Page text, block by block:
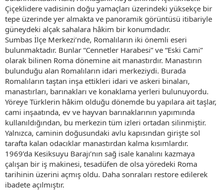
Çiçeklidere vadisinin doğu yamaçları üzerindeki yüksekçe bir
tepe üzerinde yer almakta ve panoramik görüntüsü itibariyle
güneydeki alçak sahalara hâkim bir konumdadır.
Sumbas İlçe Merkezi’nde, Romalıların iki önemli eseri
bulunmaktadır. Bunlar “Cennetler Harabesi” ve “Eski Cami”
olarak bilinen Roma dönemine ait manastırdır. Manastırın
bulunduğu alan Romalıların idari merkeziydi. Burada
Romalıların taştan inşa ettikleri idari ve askeri binaları,
manastırları, barınakları ve konaklama yerleri bulunuyordu.
Yöreye Türklerin hâkim olduğu dönemde bu yapılara ait taşlar,
cami inşaatında, ev ve hayvan barınaklarının yapımında
kullanıldığından, bu merkezin tüm izleri ortadan silinmiştir.
Yalnızca, caminin doğusundaki avlu kapısından girişte sol
tarafta kalan odacıklar manastırdan kalma kısımlardır.
1969’da Kesiksuyu Barajı’nın sağ isale kanalını kazmaya
çalışan bir iş makinesi, tesadüfen de olsa yöredeki Roma
tarihinin üzerini açmış oldu. Daha sonraları restore edilerek
ibadete açılmıştır.